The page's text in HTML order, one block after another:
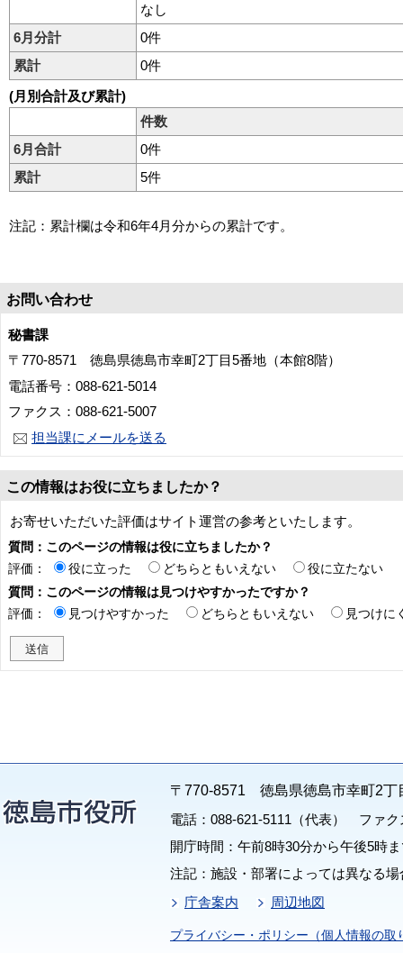
なし
6月分計
0件
累計
0件
(月別合計及び累計)
件数
6月合計
0件
累計
5件
注記：累計欄は令和6年4月分からの累計です。
お問い合わせ
秘書課
〒770-8571 徳島県徳島市幸町2丁目5番地（本館8階）
電話番号：088-621-5014
ファクス：088-621-5007
担当課にメールを送る
この情報はお役に立ちましたか？
お寄せいただいた評価はサイト運営の参考といたします。
質問：このページの情報は役に立ちましたか？
評価：
役に立った どちらともいえない
役に立たない
質問：このページの情報は見つけやすかったですか？
評価：
見つけやすかった どちらともいえない 見つけに
〒770-8571 徳島県徳島市幸町2丁
電話：088-621-5111（代表） ファク
開庁時間：午前8時30分から午後5時
注記：施設・部署によっては異なる
庁舎案内
周辺地図
プライバシー・ポリシー（個人情報の取